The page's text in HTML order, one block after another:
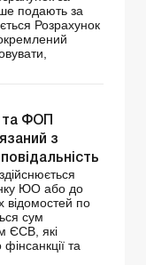
подають за
Розрахунок
ФОП
з
ЮО або до
відомостей по
сум
ЄСВ, які
та